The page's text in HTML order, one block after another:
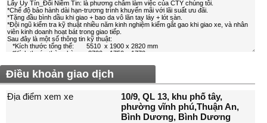
Điều khoản giao dịch
Địa điểm xem xe
10/9, QL 13, khu phố tây,
phường vĩnh phú,Thuận An,
Bình Dương, Bình Dương